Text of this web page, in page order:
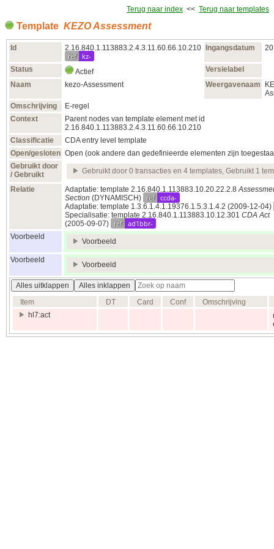
Terug naar index << Terug naar templates
Template KEZO Assessment
Id 2.16.840.1.113883.2.4.3.11.60.66.10.210
ref kz-
Ingangsdatum
Status Actief
Versielabel
Naam
kezo-Assessment Weergavenaam
Omschrijving
E-regel
Context
Parent nodes van template element met id
2.16.840.1.113883.2.4.3.11.60.66.10.210
Classificatie
CDA entry level template
Open/gesloten Open (ook andere dan gedefinieerde elementen zijn
Gebruikt door
/ Gebruikt
Gebruikt door 0 transacties en 4 templates, Gebruikt 1
Relatie Adaptatie: template 2.16.840.1.113883.10.20.22.2.8
Section (DYNAMISCH) ref ccda-
Adaptatie: template 1.3.6.1.4.1.19376.1.5.3.1.4.2 (2009‑12‑04)
Specialisatie: template 2.16.840.1.113883.10.12.301 CDA Act
(2005‑09‑07)
ref ad1bbr-
Voorbeeld
Voorbeeld
Voorbeeld
Voorbeeld
Alles uitklappen
Alles inklappen
Item
DT Card Conf
Omschrijving
hl7:act